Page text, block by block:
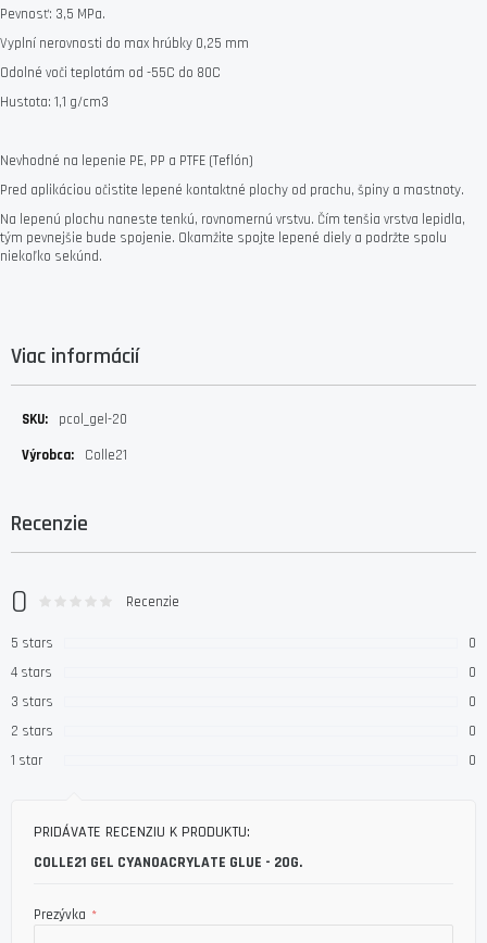
Pevnosť: 3,5 MPa.
Vyplní nerovnosti do max hrúbky 0,25 mm
Odolné voči teplotám od -55C do 80C
Hustota: 1,1 g/cm3
Nevhodné na lepenie PE, PP a PTFE (Teflón)
Pred aplikáciou očistite lepené kontaktné plochy od prachu, špiny a mastnoty.
Na lepenú plochu naneste tenkú, rovnomernú vrstvu. Čím tenšia vrstva lepidla,
tým pevnejšie bude spojenie. Okamžite spojte lepené diely a podržte spolu
niekoľko sekúnd.
Viac informácií
informáciípcol_gel-20
Colle21
Recenzie
0 Hodnotenie: % of100
Recenzie
5 stars
0
4 stars
0
3 stars
0
2 stars
0
1 star
0
PRIDÁVATE RECENZIU K PRODUKTU:
COLLE21 GEL CYANOACRYLATE GLUE - 20G.
Prezývka